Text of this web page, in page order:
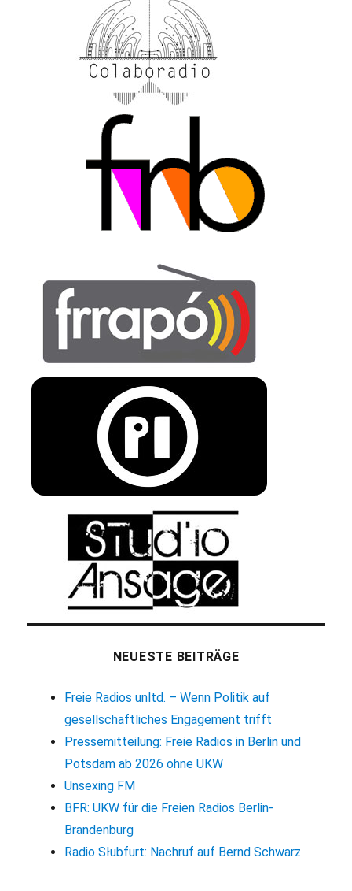
NEUESTE BEITRÄGE
Freie Radios unltd. – Wenn Politik auf
gesellschaftliches Engagement trifft
Pressemitteilung: Freie Radios in Berlin und
Potsdam ab 2026 ohne UKW
Unsexing FM
BFR: UKW für die Freien Radios Berlin-
Brandenburg
Radio Słubfurt: Nachruf auf Bernd Schwarz